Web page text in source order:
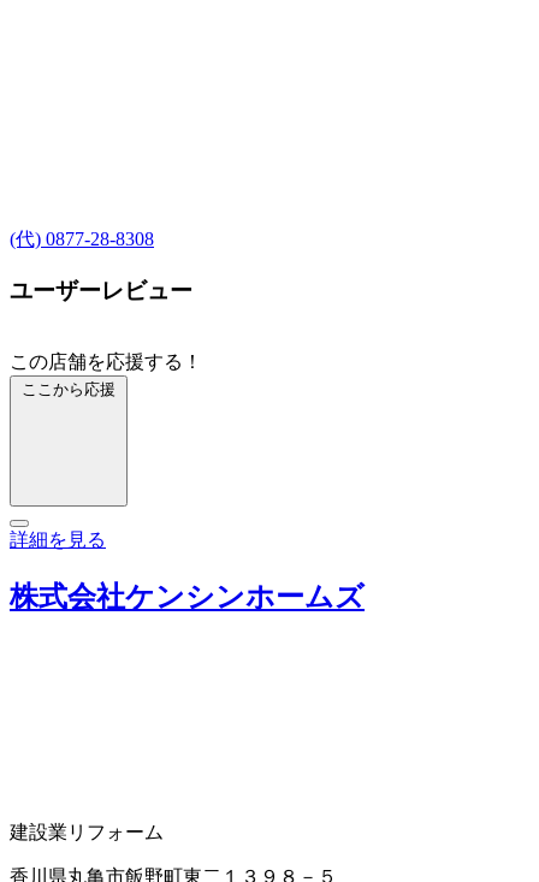
(代) 0877-28-8308
ユーザーレビュー
この店舗を応援する！
ここから応援
詳細を見る
株式会社ケンシンホームズ
建設業 リフォーム
香川県丸亀市飯野町東二１３９８－５